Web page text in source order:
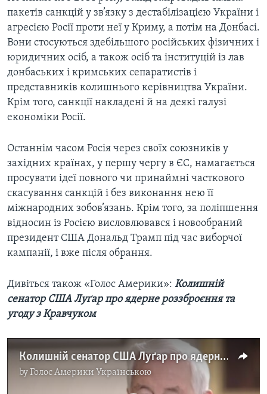
пакетів санкцій у зв’язку з дестабілізацією України і
агресією Росії проти неї у Криму, а потім на Донбасі.
Вони стосуються здебільшого російських фізичних і
юридичних осіб, а також осіб та інституцій із лав
донбаських і кримських сепаратистів і
представників колишнього керівництва України.
Крім того, санкції накладені й на деякі галузі
економіки Росії.
Останнім часом Росія через своїх союзників у
західних країнах, у першу чергу в ЄС, намагається
просувати ідеї повного чи принаймні часткового
скасування санкцій і без виконання нею її
міжнародних зобов’язань. Крім того, за поліпшення
відносин із Росією висловлювався і новообраний
президент США Дональд Трамп під час виборчої
кампанії, і вже після обрання.
Дивіться також «Голос Америки»: Колишній
сенатор США Луґар про ядерне роззброєння та
угоду з Кравчуком
Колишній сенатор США Луґар про ядерне роззброєння та угоду з Кравчуком. Відео
byГолос Америки Українською